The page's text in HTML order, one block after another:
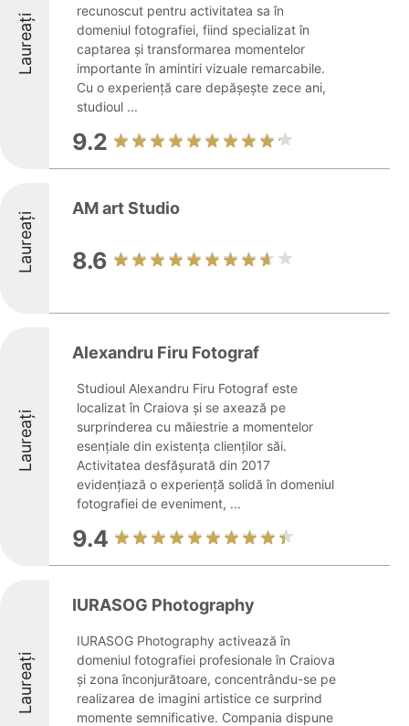
Laureați
recunoscut pentru activitatea sa în
domeniul fotografiei, fiind specializat în
captarea și transformarea momentelor
importante în amintiri vizuale remarcabile.
Cu o experiență care depășește zece ani,
studioul ...
9.2
Laureați
AM art Studio
8.6
Laureați
Alexandru Firu Fotograf
Studioul Alexandru Firu Fotograf este
localizat în Craiova și se axează pe
surprinderea cu măiestrie a momentelor
esențiale din existența clienților săi.
Activitatea desfășurată din 2017
evidențiază o experiență solidă în domeniul
fotografiei de eveniment, ...
9.4
Laureați
IURASOG Photography
IURASOG Photography activează în
domeniul fotografiei profesionale în Craiova
și zona înconjurătoare, concentrându-se pe
realizarea de imagini artistice ce surprind
momente semnificative. Compania dispune